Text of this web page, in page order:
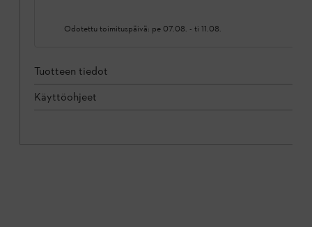
Odotettu toimituspäivä: pe 07.08. - ti 11.08.
Tuotteen tiedot
Käyttöohjeet